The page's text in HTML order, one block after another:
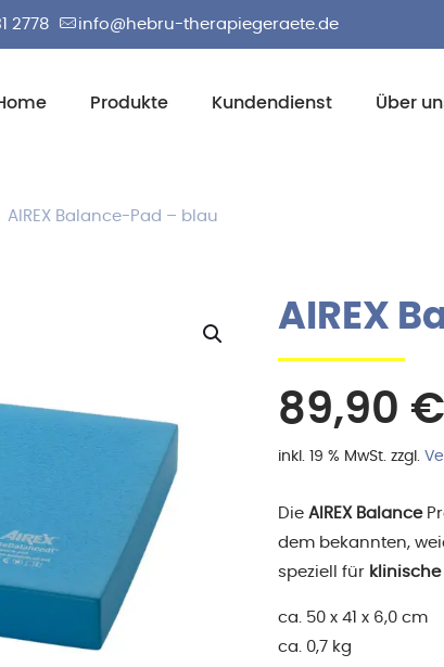
2778 info@hebru-therapiegeraete.de
Produkte Kundendienst Über
AIREX Balance-Pad – blau
AIREX
89,90 €
inkl. 19 % MwSt. zzgl.
Die AIREX Balance
dem bekannten,
speziell für
ca. 50 x 41 x 6,0 cm
ca. 0,7 kg